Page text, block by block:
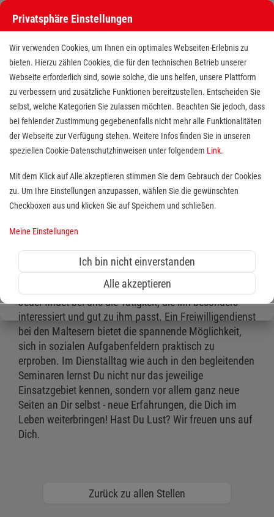
Freiwilligendienst (BFD/FSJ) im
Hausnotruf
Standort(e):Köln
willkommen. Wir suchen laufend Unterstützung für
unser Team an unserem Standort in Köln.
Jeder findet bei uns die Tätigkeit, die ihn besonders
interessiert und gut zu ihm passt. Ein Freiwilligendienst
bei den Maltesern bietet die spannende Möglichkeit,
sich in sozialen Aufgabenfeldern praktisch zu
erproben. Im Dienstalltag wie auch in den begleitenden
Seminaren lernst Du nicht nur das jeweilige
Einsatzgebiet kennen, sondern vor allem ganz neue
Seiten an Dir selbst - neue Erfahrungen, die Dich im
Leben weiterbringen! Hast Du Lust? Wir freuen uns auf
Dich.
Zurück zu allen Stellen
Privatsphäre Einstellungen
Wir verwenden Cookies, um Ihnen ein optimales Webseiten-Erlebnis zu
bieten. Hierzu zählen Cookies, die für den technischen Betrieb unserer
Webseite erforderlich sind, sowie solche, die uns helfen, unsere Plattform
zu verbessern und zusätzliche Funktionen bereitzustellen. Entscheiden Sie
selbst, welche Kategorien Sie zulassen möchten. Beachten Sie jedoch, dass
bei fehlender Zustimmung gegebenenfalls nicht mehr alle Funktionalitäten
der Webseite zur Verfügung stehen. Weitere Infos finden Sie in unseren
speziellen Cookie-Datenschutzhinweisen unter folgendem Link.
Mit dem Klick auf Alle akzeptieren stimmen Sie dem Gebrauch der Cookies
zu. Um Ihre Einstellungen anzupassen, wählen Sie die gewünschten
Checkboxen aus und klicken Sie auf Speichern und schließen.
Meine Einstellungen
Ich bin nicht einverstanden
Alle akzeptieren